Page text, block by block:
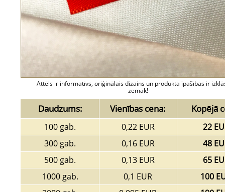
Attēls ir informatīvs, oriģinālais dizains un produkta īpašības ir
zemāk!
Daudzums: Vienības cena: Kopējā
100 gab. 0,22 EUR
22
300 gab.
0,16 EUR
48
500 gab.
0,13 EUR
65
1000 gab.
0,1 EUR
100